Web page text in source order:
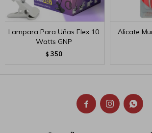
Lampara Para Uñas Flex 10
Watts GNP
$ 350
Alicate
  